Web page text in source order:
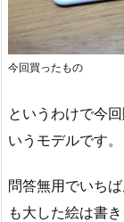
今回買ったもの
というわけで今
いうモデルです。
問答無用でいち
も大した絵は書き